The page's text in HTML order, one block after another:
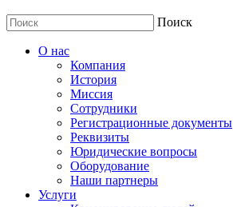
Поиск
О нас
Компания
История
Миссия
Сотрудники
Регистрационные документы
Реквизиты
Юридические вопросы
Оборудование
Наши партнеры
Услуги